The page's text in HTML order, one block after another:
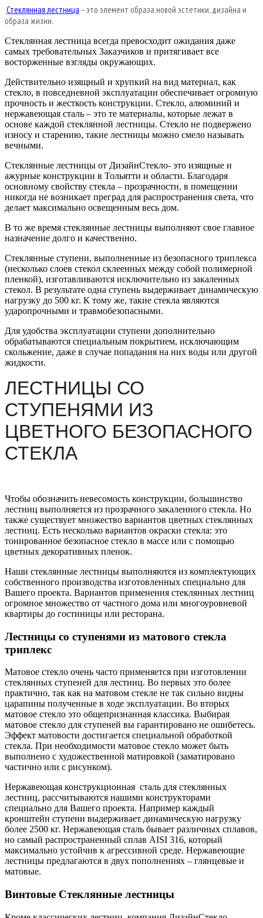
Стеклянная лестница – это элемент образа новой эстетики, дизайна и
образа жизни.
Стеклянная лестница всегда превосходит ожидания даже
самых требовательных Заказчиков и притягивает все
восторженные взгляды окружающих.
Действительно изящный и хрупкий на вид материал, как
стекло, в повседневной эксплуатации обеспечивает огромную
прочность и жесткость конструкции. Стекло, алюминий и
нержавеющая сталь – это те материалы, которые лежат в
основе каждой стеклянной лестницы. Стекло не подвержено
износу и старению, такие лестницы можно смело называть
вечными.
Стеклянные лестницы от ДизайнСтекло- это изящные и
ажурные конструкции в Тольятти и области. Благодаря
основному свойству стекла – прозрачности, в помещении
никогда не возникает преград для распространения света, что
делает максимально освещенным весь дом.
В то же время стеклянные лестницы выполняют свое главное
назначение долго и качественно.
Стеклянные ступени, выполненные из безопасного триплекса
(несколько слоев стекол склеенных между собой полимерной
пленкой), изготавливаются исключительно из закаленных
стекол. В результате одна ступень выдерживает динамическую
нагрузку до 500 кг. К тому же, такие стекла являются
ударопрочными и травмобезопасными.
Для удобства эксплуатации ступени дополнительно
обрабатываются специальным покрытием, исключающим
скольжение, даже в случае попадания на них воды или другой
жидкости.
ЛЕСТНИЦЫ СО
СТУПЕНЯМИ ИЗ
ЦВЕТНОГО БЕЗОПАСНОГО
СТЕКЛА
Чтобы обозначить невесомость конструкции, большинство
лестниц выполняется из прозрачного закаленного стекла. Но
также существует множество вариантов цветных стеклянных
лестниц. Есть несколько вариантов окраски стекла: это
тонированное безопасное стекло в массе или с помощью
цветных декоративных пленок.
Наши стеклянные лестницы выполняются из комплектующих
собственного производства изготовленных специально для
Вашего проекта. Вариантов применения стеклянных лестниц
огромное множество от частного дома или многоуровневой
квартиры до гостиницы или ресторана.
Лестницы со ступенями из матового стекла
триплекс
Матовое стекло очень часто применяется при изготовлении
стеклянных ступеней для лестниц. Во первых это более
практично, так как на матовом стекле не так сильно видны
царапины полученные в ходе эксплуатации. Во вторых
матовое стекло это общепризнанная классика. Выбирая
матовое стекло для ступеней вы гарантировано не ошибетесь.
Эффект матовости достигается специальной обработкой
стекла. При необходимости матовое стекло может быть
выполнено с художественной матировкой (заматировано
частично или с рисунком).
Нержавеющая конструкционная сталь для стеклянных
лестниц, рассчитываются нашими конструкторами
специально для Вашего проекта. Например каждый
кронштейн ступени выдерживает динамическую нагрузку
более 2500 кг. Нержавеющая сталь бывает различных сплавов,
но самый распространенный сплав AISI 316, который
максимально устойчив к агрессивной среде. Нержавеющие
лестницы предлагаются в двух пополнениях – глянцевые и
матовые.
Винтовые Стеклянные лестницы